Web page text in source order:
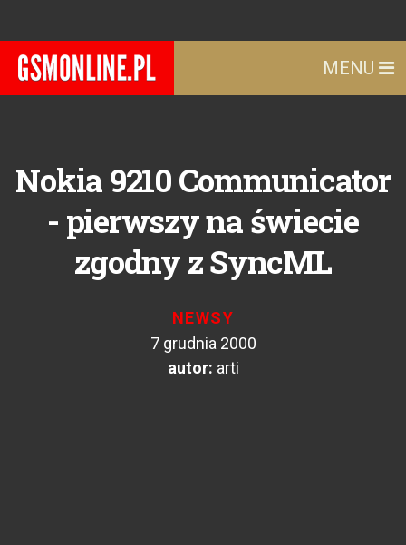
MENU
Nokia 9210 Communicator
- pierwszy na świecie
zgodny z SyncML
NEWSY
7 grudnia 2000
autor: arti